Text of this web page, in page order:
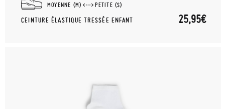
MOYENNE (M) PETITE (S)
CEINTURE ÉLASTIQUE TRESSÉE ENFANT 25,95€